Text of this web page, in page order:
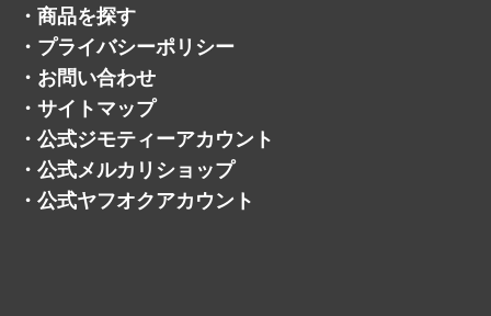
・ 商品を探す
・ プライバシーポリシー
・ お問い合わせ
・ サイトマップ
・ 公式ジモティーアカウント
・ 公式メルカリショップ
・ 公式ヤフオクアカウント